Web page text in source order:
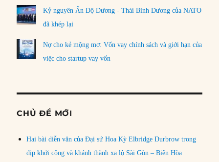
Kỷ nguyên Ấn Độ Dương - Thái Bình Dương của NATO
đã khép lại
Nợ cho kẻ mộng mơ: Vốn vay chính sách và giới hạn của
việc cho startup vay vốn
CHỦ ĐỀ MỚI
Hai bài diễn văn của Đại sứ Hoa Kỳ Elbridge Durbrow trong
dịp khởi công và khánh thành xa lộ Sài Gòn – Biên Hòa